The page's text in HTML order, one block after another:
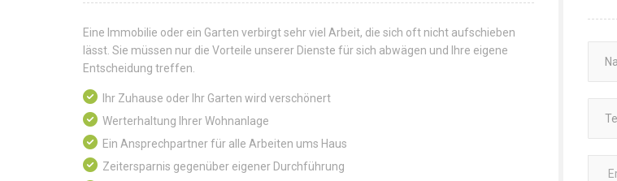
Eine Immobilie oder ein Garten verbirgt sehr viel Arbeit, die sich oft nicht aufschieben
lässt. Sie müssen nur die Vorteile unserer Dienste für sich abwägen und Ihre eigene
Entscheidung treffen.
Ihr Zuhause oder Ihr Garten wird verschönert
Werterhaltung Ihrer Wohnanlage
Ein Ansprechpartner für alle Arbeiten ums Haus
Zeitersparnis gegenüber eigener Durchführung